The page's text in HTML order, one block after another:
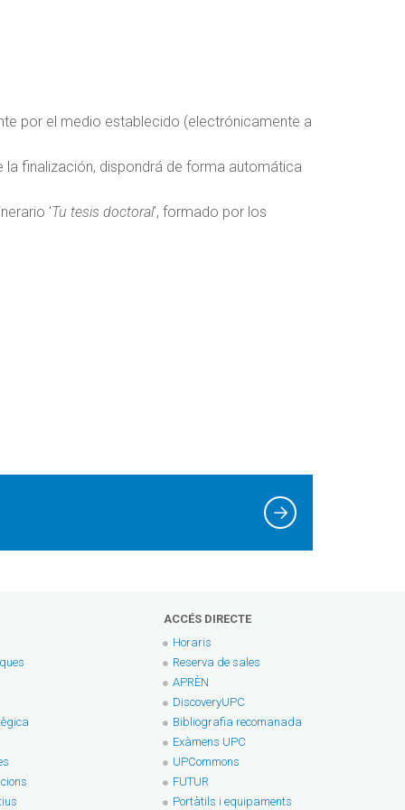
por el medio establecido (electrónicamente a
la finalización, dispondrá de forma automática
'Tu tesis doctoral', formado por los
ACCÉS DIRECTE
Horaris
Reserva de sales
APRÈN
DiscoveryUPC
Bibliografia recomanada
Exàmens UPC
UPCommons
FUTUR
Portàtils i equipaments